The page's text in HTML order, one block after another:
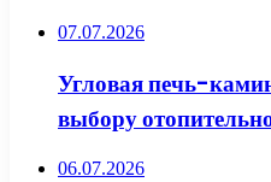
07.07.2026
Угловая печь-
выбору
06.07.2026